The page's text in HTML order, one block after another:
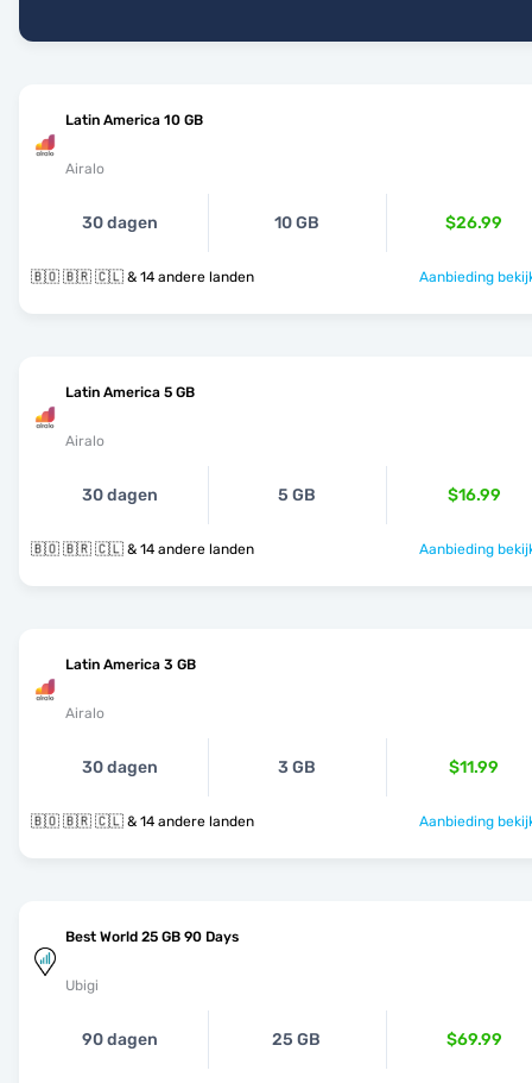
Latin America 10 GB
Airalo
30 dagen 10 GB $26.99
🇧🇴 🇧🇷 🇨🇱 & 14 andere landen Aanbieding
Latin America 5 GB
Airalo
30 dagen 5 GB $16.99
🇧🇴 🇧🇷 🇨🇱 & 14 andere landen Aanbieding
Latin America 3 GB
Airalo
30 dagen 3 GB $11.99
🇧🇴 🇧🇷 🇨🇱 & 14 andere landen Aanbieding
Best World 25 GB 90 Days
Ubigi
90 dagen 25 GB $69.99